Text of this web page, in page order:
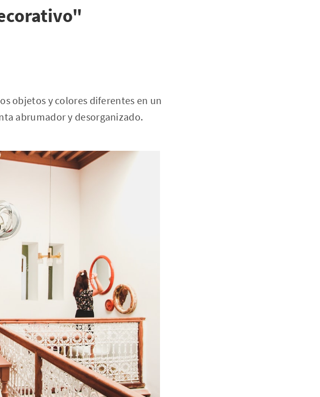
objetos y colores diferentes en un
abrumador y desorganizado.